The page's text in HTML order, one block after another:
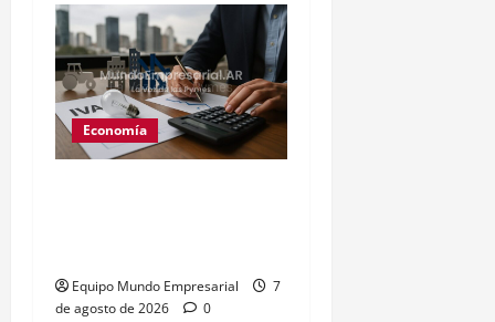
Economía
Equipo Mundo Empresarial
7
de agosto de 2026
0